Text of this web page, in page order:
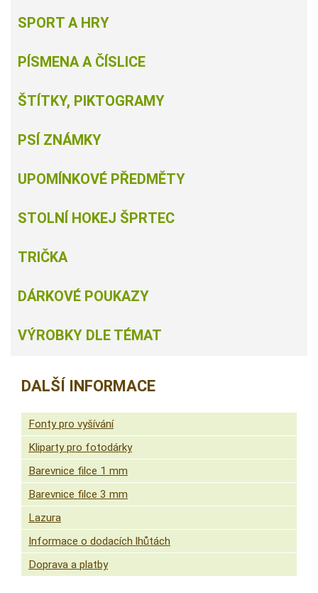
SPORT A HRY
PÍSMENA A ČÍSLICE
ŠTÍTKY, PIKTOGRAMY
PSÍ ZNÁMKY
UPOMÍNKOVÉ PŘEDMĚTY
STOLNÍ HOKEJ ŠPRTEC
TRIČKA
DÁRKOVÉ POUKAZY
VÝROBKY DLE TÉMAT
DALŠÍ INFORMACE
Fonty pro vyšívání
Kliparty pro fotodárky
Barevnice filce 1 mm
Barevnice filce 3 mm
Lazura
Informace o dodacích lhůtách
Doprava a platby